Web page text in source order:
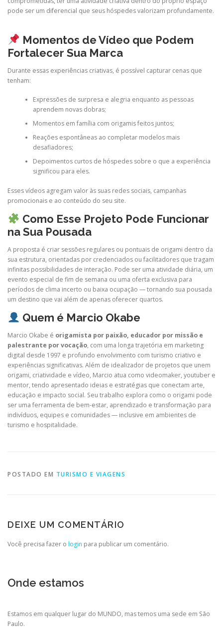
pode ser um diferencial que seus hóspedes valorizam profundamente.
Momentos de Vídeo que Podem
Fortalecer Sua Marca
Durante essas experiências criativas, é possível capturar cenas que
tenham:
Expressões de surpresa e alegria enquanto as pessoas
aprendem novas dobras;
Momentos em família com origamis feitos juntos;
Reações espontâneas ao completar modelos mais
desafiadores;
Depoimentos curtos de hóspedes sobre o que a experiência
significou para eles.
Esses vídeos agregam valor às suas redes sociais, campanhas
promocionais e ao conteúdo do seu site.
Como Esse Projeto Pode Funcionar
na Sua Pousada
A proposta é criar sessões regulares ou pontuais de origami dentro da
sua estrutura, orientadas por credenciados ou facilitadores que tragam
infinitas possibilidades de interação. Pode ser uma atividade diária, um
evento especial de fim de semana ou uma oferta exclusiva para
períodos de clima incerto ou baixa ocupação — tornando sua pousada
um destino que vai além de apenas oferecer quartos.
Quem é Marcio Okabe
Marcio Okabe é origamista por paixão, educador por missão e
palestrante por vocação, com uma longa trajetória em marketing
digital desde 1997 e profundo envolvimento com turismo criativo e
experiências significativas. Além de idealizador de projetos que unem
origami, criatividade e vídeo, Marcio atua como videomaker, youtuber e
mentor, tendo apresentado ideias e estratégias que conectam arte,
educação e impacto social. Seu trabalho explora como o origami pode
ser uma ferramenta de bem-estar, aprendizado e transformação para
indivíduos, equipes e comunidades — inclusive em ambientes de
turismo e hospitalidade.
POSTADO EM TURISMO E VIAGENS
DEIXE UM COMENTÁRIO
Você precisa fazer o login para publicar um comentário.
Onde estamos
Estamos em qualquer lugar do MUNDO, mas temos uma sede em São
Paulo.